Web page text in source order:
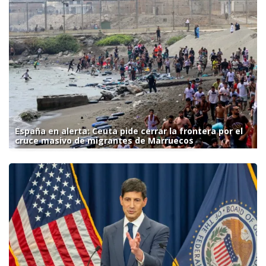
España en alerta: Ceuta pide cerrar la frontera por el
cruce masivo de migrantes de Marruecos